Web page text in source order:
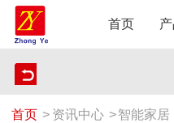
首页
首页 > 资讯中心 >智能家居